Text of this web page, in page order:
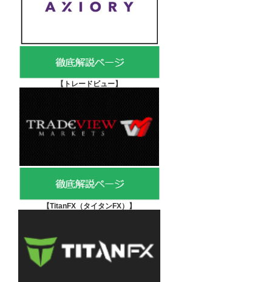
【 トレードビュー】
【TitanFX（タイタンFX） 】